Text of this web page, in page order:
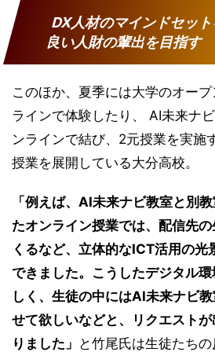
DX人材のマインドセッ
良い人財の輩出を目指す
このほか、夏季には大学のオー
ラインで体験したり、 AI未来ナ
ンラインで結び、2元授業を実施
授業を展開している大分高校。
「例えば、AI未来ナビ教室と別
たオンライン授業では、配信先
くるなど、立体的なICT活用の光
できました。こうしたデジタル
しく、生徒の中にはAI未来ナビ
せて欲しいなどと、リクエスト
りました」 と竹尾氏は生徒たちの